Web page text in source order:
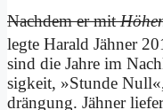
Nach­dem er mit
leg­te Ha­rald Jäh­ner
sind die Jah­re im
sig­keit, »Stun­de
drän­gung. Jäh­ner